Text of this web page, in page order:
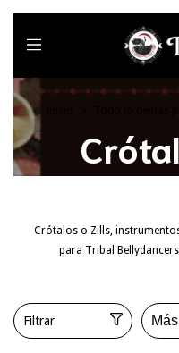
Crótalos o Zills,
para Tribal
Filtrar